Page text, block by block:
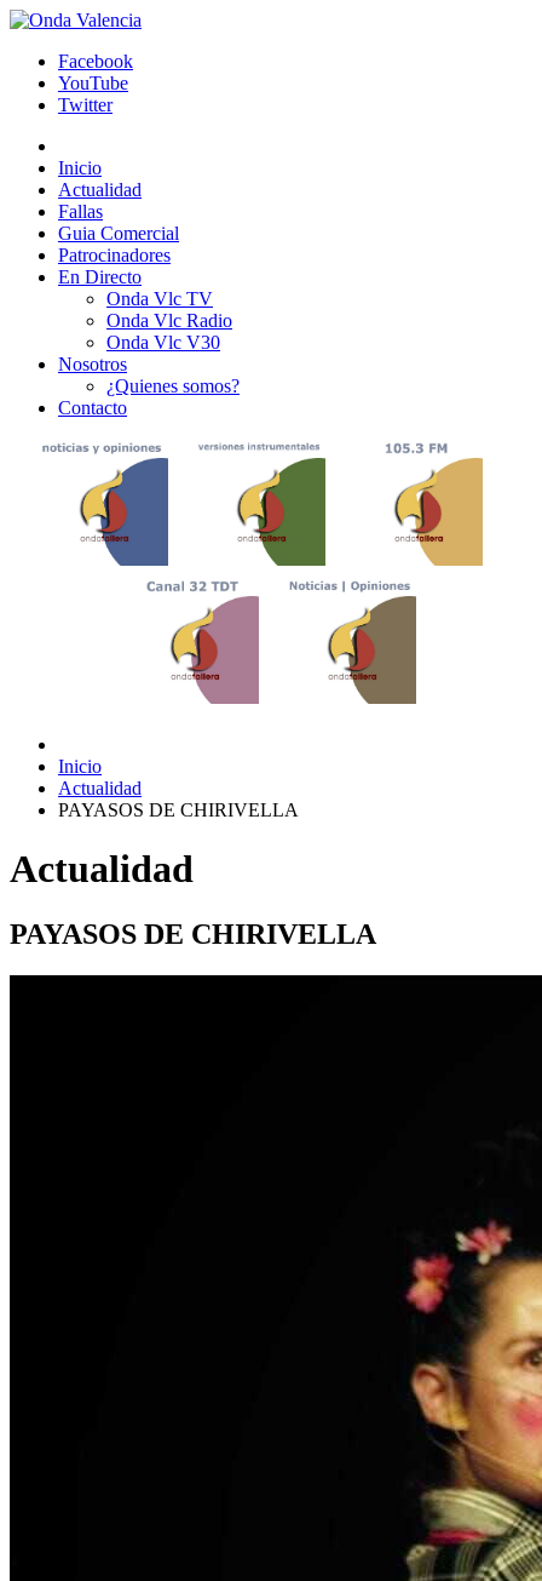
Facebook
YouTube
Twitter
Inicio
Actualidad
Fallas
Guia Comercial
Patrocinadores
En Directo
Onda Vlc TV
Onda Vlc Radio
Onda Vlc V30
Nosotros
¿Quienes somos?
Contacto
Inicio
Actualidad
PAYASOS DE CHIRIVELLA
Actualidad
PAYASOS DE CHIRIVELLA